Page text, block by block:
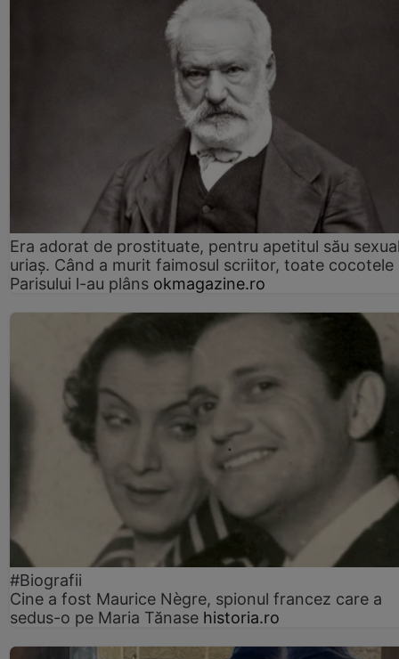
Era adorat de prostituate, pentru apetitul său
uriaș. Când a murit faimosul scriitor, toate cocotele
Parisului l-au plâns okmagazine.ro
#Biografii
Cine a fost Maurice Nègre, spionul francez care a
sedus-o pe Maria Tănase historia.ro